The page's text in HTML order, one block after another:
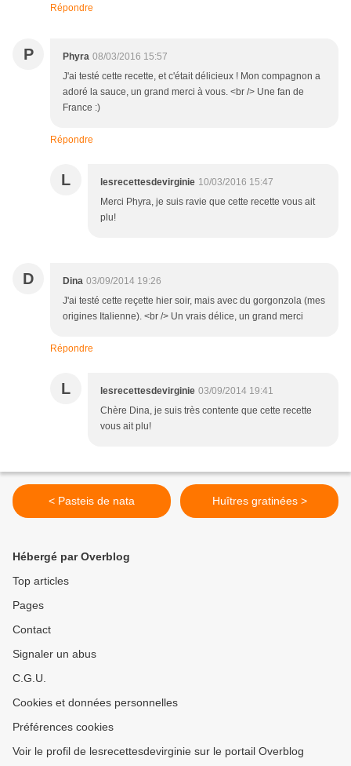
Répondre
P Phyra 08/03/2016 15:57
J'ai testé cette recette, et c'était délicieux ! Mon compagnon a
adoré la sauce, un grand merci à vous. <br /> Une fan de
France :)
Répondre
L lesrecettesdevirginie 10/03/2016 15:47
Merci Phyra, je suis ravie que cette recette vous ait
plu!
D Dina 03/09/2014 19:26
J'ai testé cette reçette hier soir, mais avec du gorgonzola (mes
origines Italienne). <br /> Un vrais délice, un grand merci
Répondre
L lesrecettesdevirginie 03/09/2014 19:41
Chère Dina, je suis très contente que cette recette
vous ait plu!
< Pasteis de nata Huîtres gratinées >
Hébergé par Overblog
Top articles
Pages
Contact
Signaler un abus
C.G.U.
Cookies et données personnelles
Préférences cookies
Voir le profil de lesrecettesdevirginie sur le portail Overblog